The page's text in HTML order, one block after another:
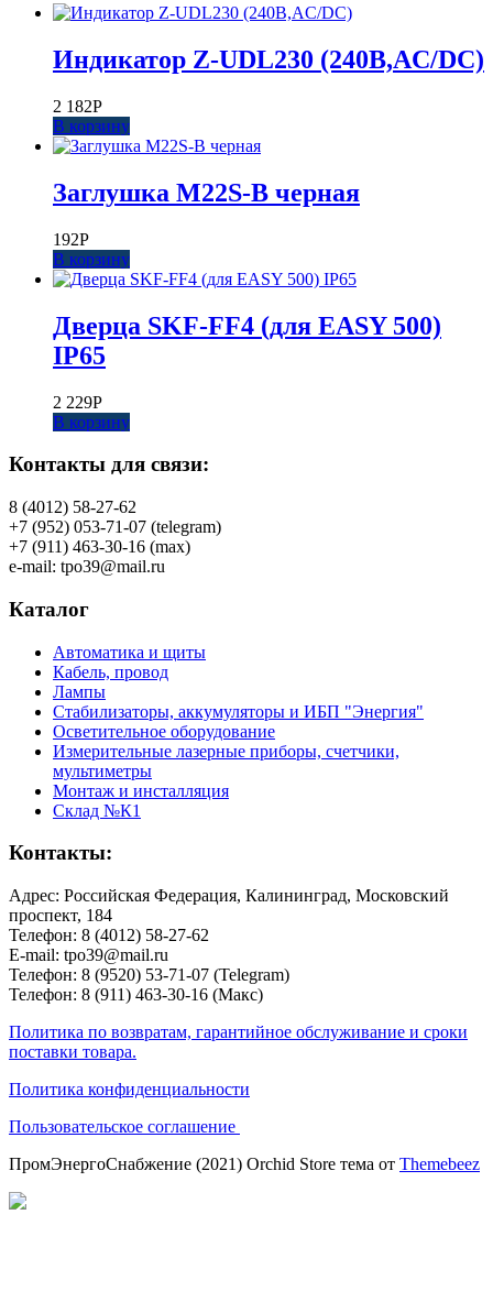
Индикатор Z-UDL230 (240В,AC/DC)
2 182Р
В корзину
Заглушка M22S-B черная
192Р
В корзину
Дверца SKF-FF4 (для EASY 500)
IP65
2 229Р
В корзину
Контакты для связи:
8 (4012) 58-27-62
+7 (952) 053-71-07 (telegram)
+7 (911) 463-30-16 (max)
e-mail: tpo39@mail.ru
Каталог
Автоматика и щиты
Кабель, провод
Лампы
Стабилизаторы, аккумуляторы и ИБП "Энергия"
Осветительное оборудование
Измерительные лазерные приборы, счетчики,
мультиметры
Монтаж и инсталляция
Склад №К1
Контакты:
Адрес: Российская Федерация, Калининград, Московский
проспект, 184
Телефон: 8 (4012) 58-27-62
E-mail: tpo39@mail.ru
Телефон: 8 (9520) 53-71-07 (Telegram)
Телефон: 8 (911) 463-30-16 (Макс)
Политика по возвратам, гарантийное обслуживание и сроки
поставки товара.
Политика конфиденциальности
Пользовательское соглашение
ПромЭнергоСнабжение (2021) Orchid Store тема от Themebeez